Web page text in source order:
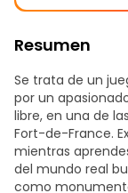
Resumen
Se trata de un
por un
libre, en una de
Fort-de-France.
mientras
del mundo real
como